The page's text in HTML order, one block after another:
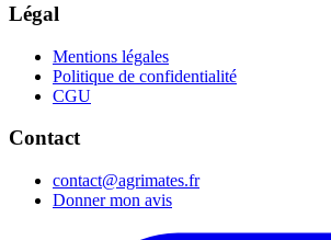
Légal
Mentions légales
Politique de confidentialité
CGU
Contact
contact@agrimates.fr
Donner mon avis